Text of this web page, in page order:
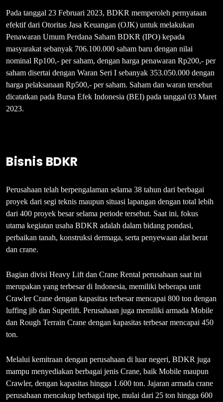
Pada tanggal 23 Februari 2023, BDKR memperoleh pernyataan
efektif dari Otoritas Jasa Keuangan (OJK) untuk melakukan
Penawaran Umum Perdana Saham BDKR (IPO) kepada
masyarakat sebanyak 706.100.000 saham baru dengan nilai
nominal Rp100,- per saham, dengan harga penawaran Rp200,- per
saham disertai dengan Waran Seri I sebanyak 353.050.000 dengan
harga pelaksanaan Rp500,- per saham. Saham dan waran tersebut
dicatatkan pada Bursa Efek Indonesia (BEI) pada tanggal 03 Maret
2023.
Bisnis BDKR
Perusahaan telah berpengalaman selama 38 tahun dari berbagai
proyek dari segi teknis maupun situasi lapangan dengan total lebih
dari 400 proyek besar selama periode tersebut. Saat ini, fokus
utama kegiatan usaha BDKR adalah dalam bidang pondasi,
perbaikan tanah, konstruksi dermaga, serta penyewaan alat berat
dan crane.
Bagian divisi Heavy Lift dan Crane Rental perusahaan saat ini
merupakan yang terbesar di Indonesia, memiliki beberapa unit
Crawler Crane dengan kapasitas terbesar mencapai 800 ton dengan
luffing jib dan Superlift. Perusahaan juga memiliki armada Mobile
dan Rough Terrain Crane dengan kapasitas terbesar mencapai 450
ton.
Melalui kemitraan dengan perusahaan di luar negeri, BDKR juga
mampu menyediakan berbagai jenis Crane, baik Mobile maupun
Crawler, dengan kapasitas hingga 1.600 ton. Jajaran armada crane
perusahaan mencakup berbagai tipe, mulai dari 25 ton hingga 600